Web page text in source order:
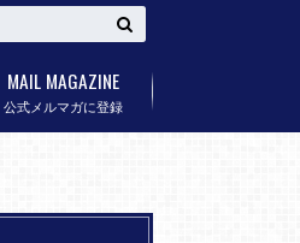
公式メルマガに登録
MAIL MAGAZINE